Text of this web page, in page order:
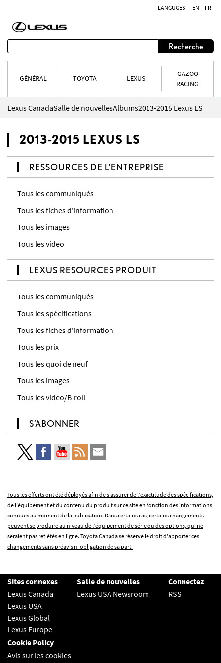
LANGUGES EN FR
Recherche
GÉNÉRAL TOYOTA LEXUS
GAZOO
RACING
Lexus CanadaSalle de nouvellesAlbums2013-2015 Lexus LS
2013-2015 LEXUS LS
RESSOURCES DE L'ENTREPRISE
Tous les communiqués
Tous les fiches d'information
Tous les images
Tous les video
LEXUS RESOURCES PRODUIT
Tous les communiqués
Tous les spécifications
Tous les fiches d'information
Tous les prix
Tous les quoi de neuf
Tous les images
Tous les video/B-roll
S’ABONNER
Tous les efforts ont été déployés afin de s’assurer de l’exactitude des spécifications,
de l’équipement et du contenu du produit sur ce site en fonction des informations
connues au moment de la publication. Dans certains cas, certains changements
peuvent se produire au niveau de l’équipement de série ou des options, qui ne
seraient pas reflétés en ligne. Toyota Canada se réserve le droit d’apporter ces
changements sans préavis ni obligation de sa part.
Sites connexes
Lexus Canada
Lexus USA
Lexus Global
Lexus Europe
Salle de nouvelles
Lexus USA Newsroom
Connectez
RSS
Cookie Policy
Avis sur les cookies